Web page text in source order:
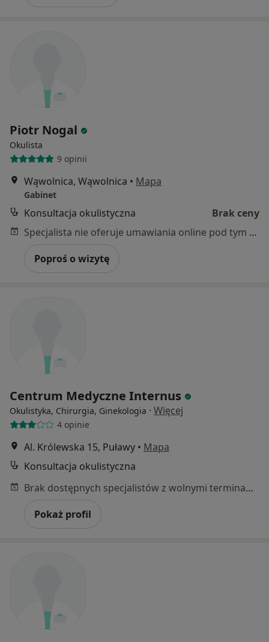
Piotr Nogal
Okulista
9 opinii
Wąwolnica, Wąwolnica • Mapa
Gabinet
Konsultacja okulistyczna
Brak ceny
Specjalista nie oferuje umawiania online pod tym adresem.
Poproś o wizytę
Centrum Medyczne Internus
Okulistyka, Chirurgia, Ginekologia · Więcej
4 opinie
Al. Królewska 15, Puławy • Mapa
Konsultacja okulistyczna
Brak dostępnych specjalistów z wolnymi terminami w tym centrum medycznym.
Pokaż profil